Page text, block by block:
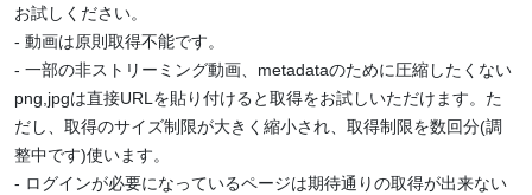
お試しください。
- 動画は原則取得不能です。
- 一部の非ストリーミング動画、metadataのために圧縮したくない
png,jpgは直接URLを貼り付けると取得をお試しいただけます。た
だし、取得のサイズ制限が大きく縮小され、取得制限を数回分(調
整中です)使います。
- ログインが必要になっているページは期待通りの取得が出来ない